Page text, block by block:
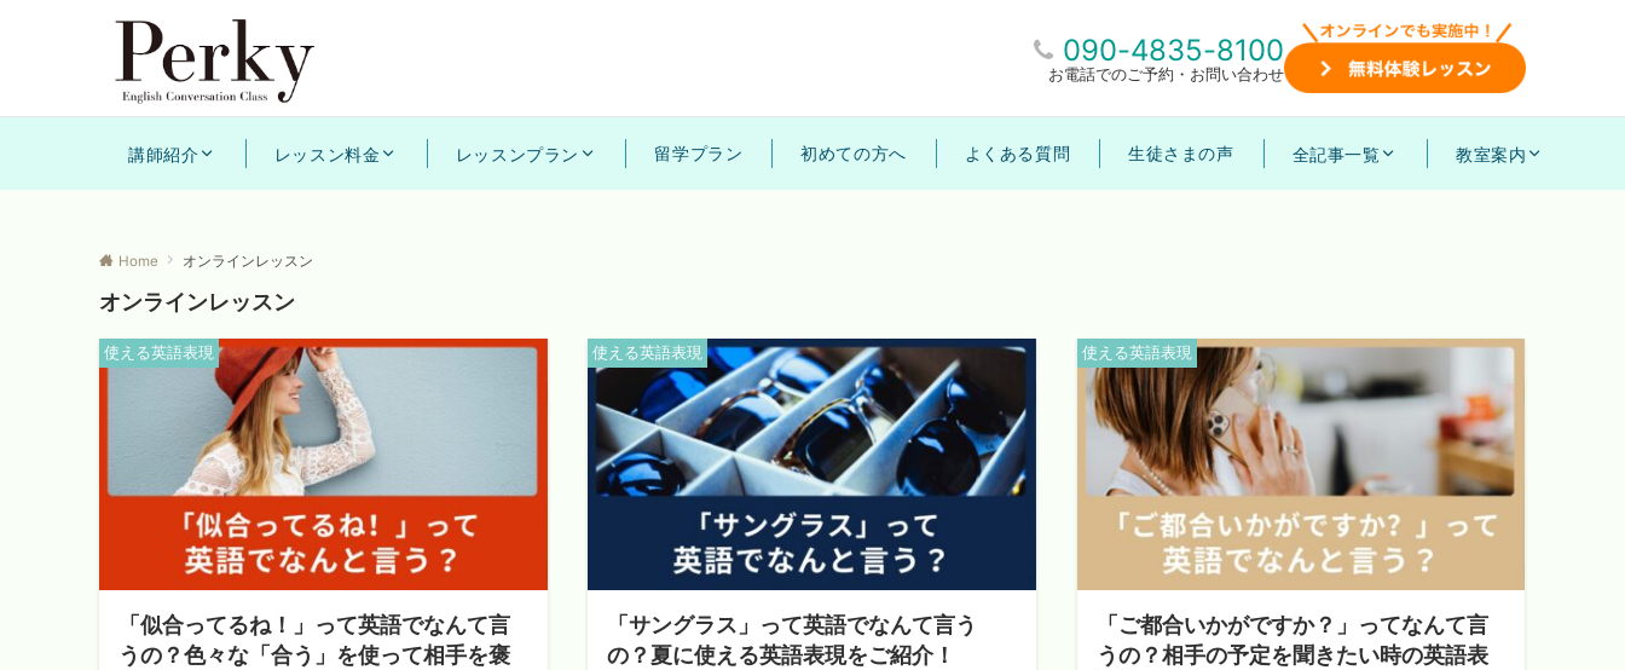
090-4835-8100
お電話でのご予約・お問い合わせ
講師紹介 レッスン料金 レッスンプラン 留学プラン 初めての方へ よくある質問 生徒さまの声 全記事一覧 教室案内
Home オンラインレッスン
オンラインレッスン
使える英語表現
「似合ってるね！」って英語でなんて言
うの？色々な「合う」を使って相手を褒
使える英語表現
「サングラス」って英語でなんて言う
の？夏に使える英語表現をご紹介！
使える英語表現
「ご都合いかがですか？」ってなんて言
うの？相手の予定を聞きたい時の英語表